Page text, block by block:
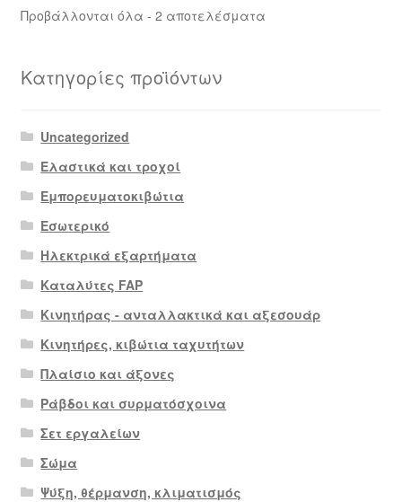
Προβάλλονται όλα - 2 αποτελέσματαSorted
Κατηγορίες προϊόντων
Uncategorized
Ελαστικά και τροχοί
Εμπορευματοκιβώτια
Εσωτερικό
Ηλεκτρικά εξαρτήματα
Καταλύτες FAP
Κινητήρας - ανταλλακτικά και αξεσουάρ
Κινητήρες, κιβώτια ταχυτήτων
Πλαίσιο και άξονες
Ράβδοι και συρματόσχοινα
Σετ εργαλείων
Σώμα
Ψύξη, θέρμανση, κλιματισμός